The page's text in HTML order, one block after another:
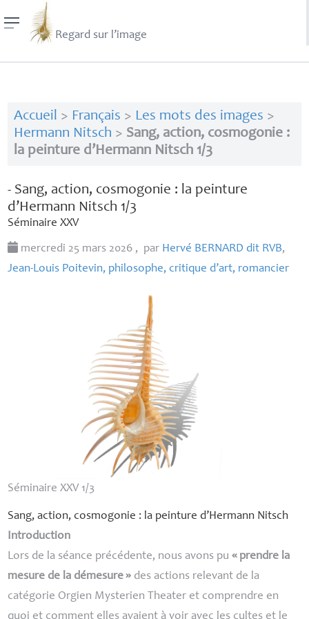
Regard sur l’image
Accueil > Français > Les mots des images >
Hermann Nitsch > Sang, action, cosmogonie :
la peinture d’Hermann Nitsch 1/3
- Sang, action, cosmogonie : la peinture
d’Hermann Nitsch 1/3
SéminaireXXV
mercredi 25 mars 2026 , par Hervé BERNARD dit RVB,
Jean-Louis Poitevin, philosophe, critique d’art, romancier
SéminaireXXV 1/3
Sang, action, cosmogonie : la peinture d’Hermann Nitsch
Introduction
Lors de la séance précédente, nous avons pu« prendre la
mesure de la démesure» des actions relevant de la
catégorie Orgien Mysterien Theater et comprendre en